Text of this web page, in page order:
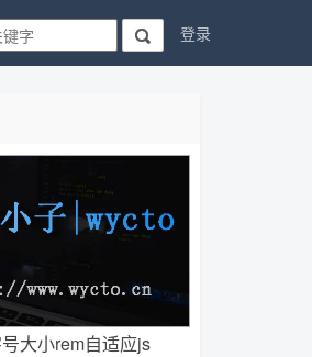
 登录
大小rem自适应js